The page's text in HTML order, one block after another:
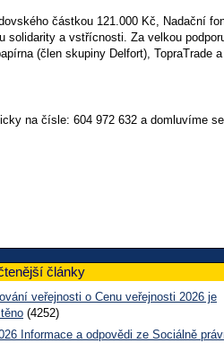
částkou 121.000 Kč, Nadační
a vstřícnosti. Za velkou
(člen skupiny Delfort),
na čísle: 604 972 632 a domluvíme
články
veřejnosti o Cenu veřejnosti 2026 je
(4252)
Informace a odpovědi ze Sociálně